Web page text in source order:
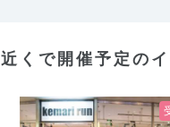
近くで開催予定の